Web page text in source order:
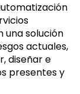
una solución
actuales,
diseñar e
presentes y